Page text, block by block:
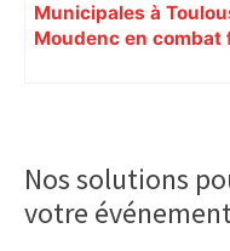
Municipales à
Moudenc en combat
Sidebar
Nos solutions
votre